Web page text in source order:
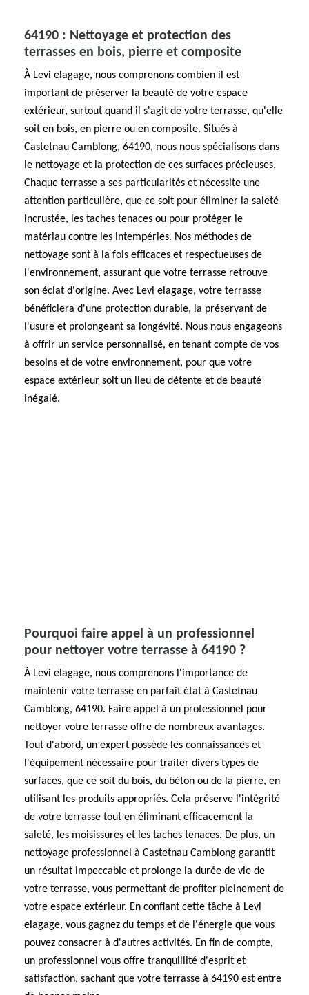
64190 : Nettoyage et protection des
terrasses en bois, pierre et composite
À Levi elagage, nous comprenons combien il est
important de préserver la beauté de votre espace
extérieur, surtout quand il s'agit de votre terrasse, qu'elle
soit en bois, en pierre ou en composite. Situés à
Castetnau Camblong, 64190, nous nous spécialisons dans
le nettoyage et la protection de ces surfaces précieuses.
Chaque terrasse a ses particularités et nécessite une
attention particulière, que ce soit pour éliminer la saleté
incrustée, les taches tenaces ou pour protéger le
matériau contre les intempéries. Nos méthodes de
nettoyage sont à la fois efficaces et respectueuses de
l'environnement, assurant que votre terrasse retrouve
son éclat d'origine. Avec Levi elagage, votre terrasse
bénéficiera d'une protection durable, la préservant de
l'usure et prolongeant sa longévité. Nous nous engageons
à offrir un service personnalisé, en tenant compte de vos
besoins et de votre environnement, pour que votre
espace extérieur soit un lieu de détente et de beauté
inégalé.
Pourquoi faire appel à un professionnel
pour nettoyer votre terrasse à 64190 ?
À Levi elagage, nous comprenons l'importance de
maintenir votre terrasse en parfait état à Castetnau
Camblong, 64190. Faire appel à un professionnel pour
nettoyer votre terrasse offre de nombreux avantages.
Tout d'abord, un expert possède les connaissances et
l'équipement nécessaire pour traiter divers types de
surfaces, que ce soit du bois, du béton ou de la pierre, en
utilisant les produits appropriés. Cela préserve l'intégrité
de votre terrasse tout en éliminant efficacement la
saleté, les moisissures et les taches tenaces. De plus, un
nettoyage professionnel à Castetnau Camblong garantit
un résultat impeccable et prolonge la durée de vie de
votre terrasse, vous permettant de profiter pleinement de
votre espace extérieur. En confiant cette tâche à Levi
elagage, vous gagnez du temps et de l'énergie que vous
pouvez consacrer à d'autres activités. En fin de compte,
un professionnel vous offre tranquillité d'esprit et
satisfaction, sachant que votre terrasse à 64190 est entre